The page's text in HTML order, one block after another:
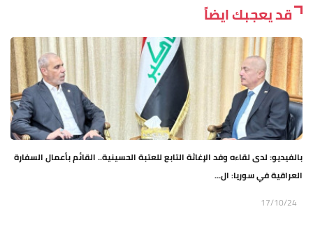
قد يعجبك ايضاً
بالفيديو: لدى لقاءه وفد الإغاثة التابع للعتبة الحسينية.. القائم بأعمال السفارة
العراقية في سوريا: ال...
17/10/24